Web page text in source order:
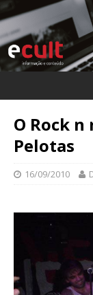
O Rock
Pelotas
16/09/2010